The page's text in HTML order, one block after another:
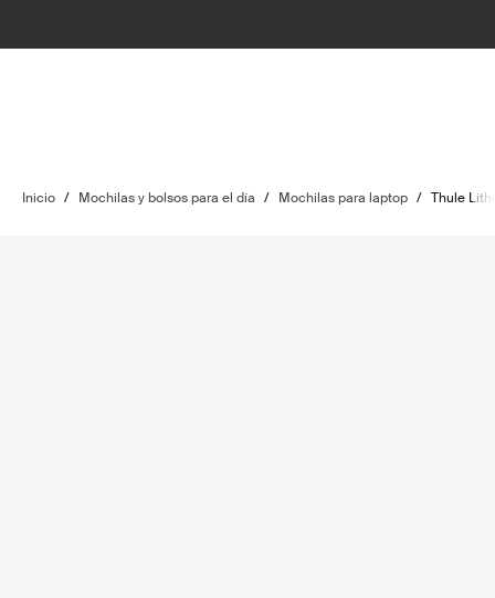
Inicio / Mochilas y bolsos para el día / Mochilas para laptop / Thule